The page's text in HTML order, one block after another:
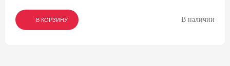
В КОРЗИНУ
В КОРЗИНУ
В КОРЗИНУ В наличии